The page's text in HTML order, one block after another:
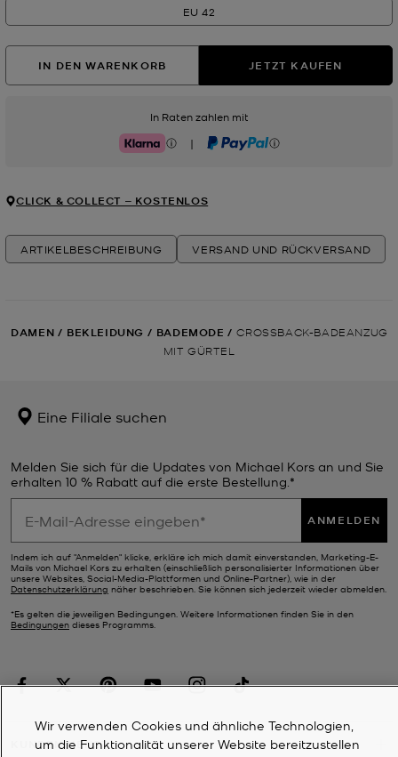
EU 42
IN DEN WARENKORB JETZT KAUFEN
In Raten zahlen mit
Klarna | PayPal
CLICK & COLLECT ‒ KOSTENLOS
ARTIKELBESCHREIBUNG VERSAND UND RÜCKVERSAND
DAMEN / BEKLEIDUNG / BADEMODE / CROSSBACK-BADEANZUG
MIT GÜRTEL
Eine Filiale suchen
Melden Sie sich für die Updates von Michael Kors an und Sie
erhalten 10 % Rabatt auf die erste Bestellung.*
ANMELDEN
Indem ich auf "Anmelden" klicke, erkläre ich mich damit einverstanden, Marketing-E-
Mails von Michael Kors zu erhalten (einschließlich personalisierter Informationen über
unsere Websites, Social-Media-Plattformen und Online-Partner), wie in der
Datenschutzerklärung näher beschrieben. Sie können sich jederzeit wieder abmelden.
*Es gelten die jeweiligen Bedingungen. Weitere Informationen finden Sie in den
Bedingungen dieses Programms.
KUNDENDIENST
Wir verwenden Cookies und ähnliche Technologien,
um die Funktionalität unserer Website bereitzustellen